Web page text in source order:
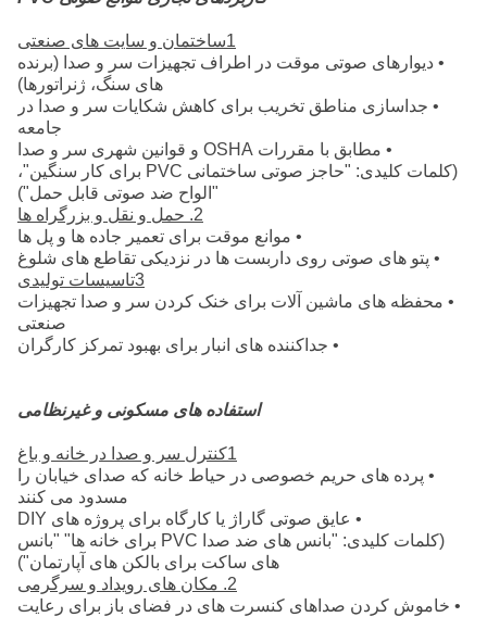
1ساختمان و سایت های صنعتی
• دیوارهای صوتی موقت در اطراف تجهیزات سر و صدا (برنده
های سنگ، ژنراتورها)
• جداسازی مناطق تخریب برای کاهش شکایات سر و صدا در
جامعه
• مطابق با مقررات OSHA و قوانین شهری سر و صدا
(کلمات کلیدی: "حاجز صوتی ساختمانی PVC برای کار سنگین"،
"الواح ضد صوتی قابل حمل")
2. حمل و نقل و بزرگراه ها
• موانع موقت برای تعمیر جاده ها و پل ها
• پتو های صوتی روی داربست ها در نزدیکی تقاطع های شلوغ
3تاسیسات تولیدی
• محفظه های ماشین آلات برای خنک کردن سر و صدا تجهیزات
صنعتی
• جداکننده های انبار برای بهبود تمرکز کارگران
استفاده های مسکونی و غیرنظامی
1کنترل سر و صدا در خانه و باغ
• پرده های حریم خصوصی در حیاط خانه که صدای خیابان را
مسدود می کنند
• عایق صوتی گاراژ یا کارگاه برای پروژه های DIY
(کلمات کلیدی: "بانس های ضد صدا PVC برای خانه ها" "بانس
های ساکت برای بالکن های آپارتمان")
2. مکان های رویداد و سرگرمی
• خاموش کردن صداهای کنسرت های در فضای باز برای رعایت